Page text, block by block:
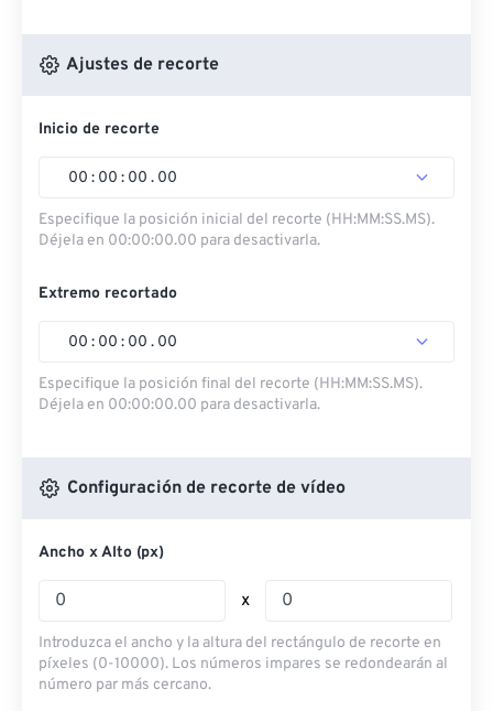
Ajustes de recorte
Inicio de recorte
00 : 00 : 00 . 00
Especifique la posición inicial del recorte (HH:MM:SS.MS).
Déjela en 00:00:00.00 para desactivarla.
Extremo recortado
00 : 00 : 00 . 00
Especifique la posición final del recorte (HH:MM:SS.MS).
Déjela en 00:00:00.00 para desactivarla.
Configuración de recorte de vídeo
Ancho x Alto (px)
x
Introduzca el ancho y la altura del rectángulo de recorte en
píxeles (0-10000). Los números impares se redondearán al
número par más cercano.